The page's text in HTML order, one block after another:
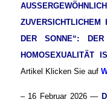
ZUVERSICHTLICHEM
DER SONNE“:
HOMOSEXUALITÄT
Artikel Klicken Sie auf
– 16 Februar 2026 —